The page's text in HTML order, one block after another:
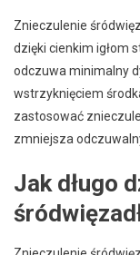
Znieczulenie
dzięki cienkim igłom
odczuwa minimalny
wstrzyknięciem
zastosować
zmniejsza
Jak długo